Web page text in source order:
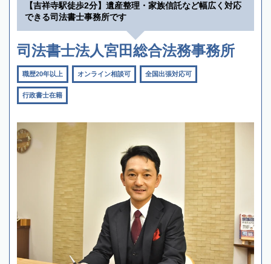
【吉祥寺駅徒歩2分】遺産整理・家族信託など幅広く対応
できる司法書士事務所です
司法書士法人宮田総合法務事務所
職歴20年以上 オンライン相談可 全国出張対応可
行政書士在籍